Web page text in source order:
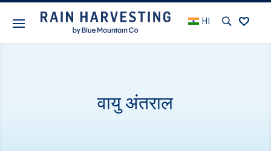
HI
वायु अंतराल